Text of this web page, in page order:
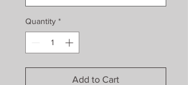
Quantity *
Add to Cart